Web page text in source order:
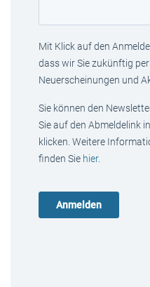
Mit Klick auf den
dass wir Sie zukünftig
Neuerscheinungen und
Sie können den
Sie auf den Abmeldelink
klicken. Weitere
finden Sie hier.